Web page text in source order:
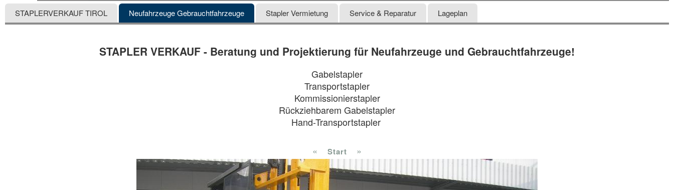
STAPLERVERKAUF TIROL Neufahrzeuge Gebrauchtfahrzeuge Stapler Vermietung Service & Reparatur Lageplan
STAPLER VERKAUF - Beratung und Projektierung für Neufahrzeuge und Gebrauchtfahrzeuge!
Gabelstapler
Transportstapler
Kommissionierstapler
Rückziehbarem Gabelstapler
Hand-Transportstapler
« Start »